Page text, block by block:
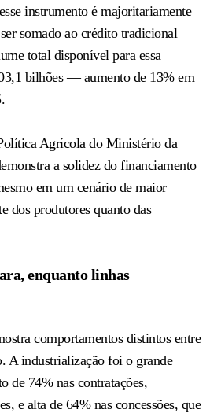
instrumento é majoritariamente
somado ao crédito tradicional
total disponível para essa
bilhões — aumento de 13% em
Agrícola do Ministério da
a solidez do financiamento
em um cenário de maior
dos produtores quanto das
enquanto linhas
comportamentos distintos entre
A industrialização foi o grande
de 74% nas contratações,
e alta de 64% nas concessões, que